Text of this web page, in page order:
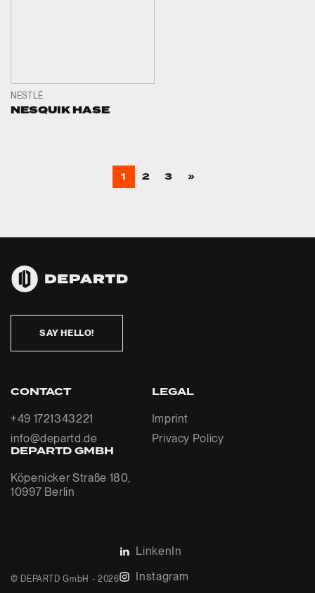
NESTLÉ
NESQUIK HASE
1 2 3 »
SAY HELLO!
LEGAL
Imprint
Privacy Policy
CONTACT
+49 1721343221
info@departd.de
DEPARTD GMBH
Köpenicker Straße 180,
10997 Berlin
LinkenIn
Instagram
© DEPARTD GmbH - 2026